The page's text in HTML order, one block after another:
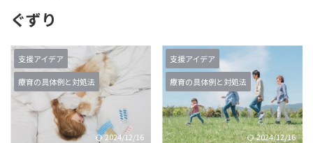
ぐずり
支援アイデア
療育の具体例と対処法
2024/12/16
支援アイデア
療育の具体例と対処法
2024/12/16